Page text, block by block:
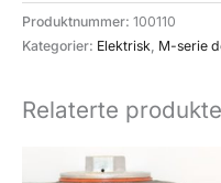
antall
Produktnummer: 100110
Kategorier: Elektrisk, M-serie
Relaterte